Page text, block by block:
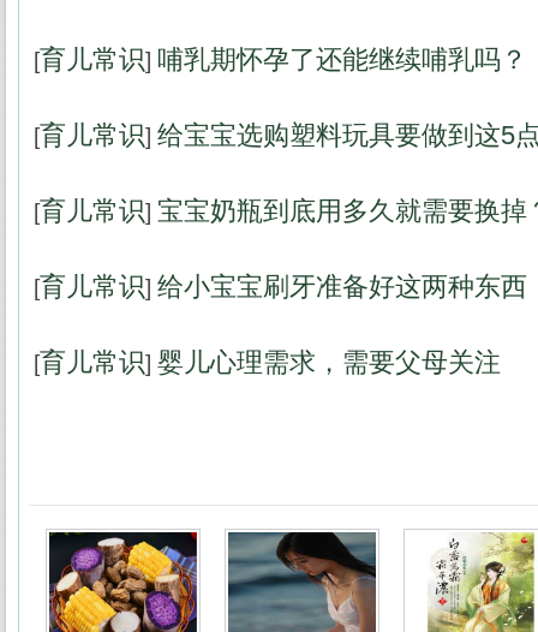
[育儿常识] 哺乳期怀孕了还能继续哺乳吗？
[育儿常识] 给宝宝选购塑料玩具要做到这5
[育儿常识] 宝宝奶瓶到底用多久就需要换掉
[育儿常识] 给小宝宝刷牙准备好这两种东西
[育儿常识] 婴儿心理需求，需要父母关注